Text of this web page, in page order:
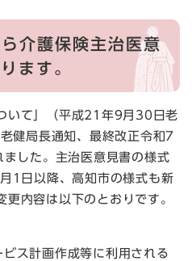
介護保険主治医意
ます。
いて」（平成21年9月30日老
健局長通知、最終改正令和7
した。主治医意見書の様式
1日以降、高知市の様式も新
内容は以下のとおりです。
ス計画作成等に利用される